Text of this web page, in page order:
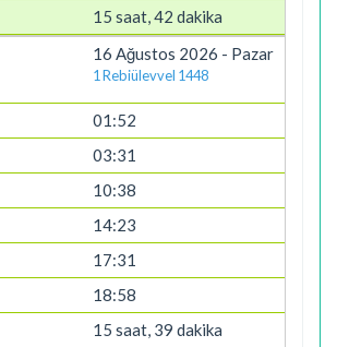
15 saat, 42 dakika
16 Ağustos 2026 - Pazar
1 Rebiülevvel 1448
01:52
03:31
10:38
14:23
17:31
18:58
15 saat, 39 dakika